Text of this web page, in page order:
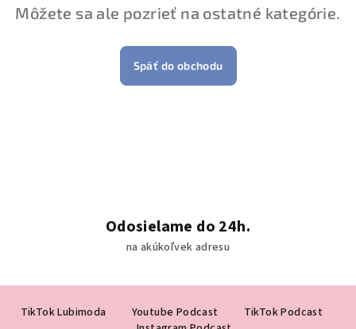
Môžete sa ale pozrieť na ostatné kategórie.
Späť do obchodu
Odosielame do 24h.
na akúkoľvek adresu
TikTok Lubimoda Youtube Podcast
TikTok Podcast